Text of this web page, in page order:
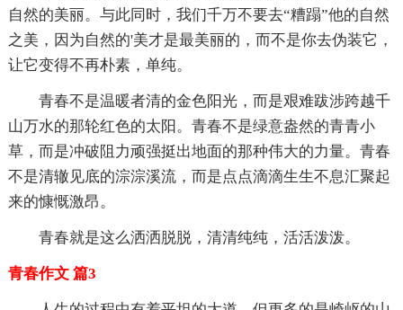
自然的美丽。与此同时，我们千万不要去“糟蹋”他的自然
之美，因为自然的'美才是最美丽的，而不是你去伪装它，
让它变得不再朴素，单纯。
青春不是温暖者清的金色阳光，而是艰难跋涉跨越千
山万水的那轮红色的太阳。青春不是绿意盎然的青青小
草，而是冲破阻力顽强挺出地面的那种伟大的力量。青春
不是清辙见底的淙淙溪流，而是点点滴滴生生不息汇聚起
来的慷慨激昂。
青春就是这么洒洒脱脱，清清纯纯，活活泼泼。
青春作文 篇3